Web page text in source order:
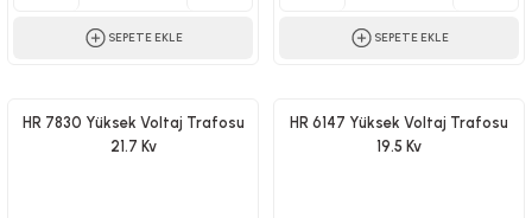
SEPETE EKLE SEPETE EKLE
HR 7830 Yüksek Voltaj Trafosu
21.7 Kv
HR 6147 Yüksek Voltaj Trafosu
19.5 Kv